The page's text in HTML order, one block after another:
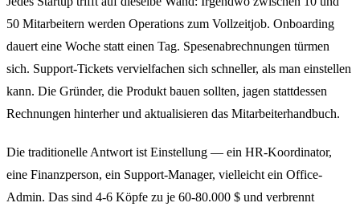
50 Mitarbeitern werden Operations zum Vollzeitjob. Onboarding
dauert eine Woche statt einen Tag. Spesenabrechnungen türmen
sich. Support-Tickets vervielfachen sich schneller, als man einstellen
kann. Die Gründer, die Produkt bauen sollten, jagen stattdessen
Rechnungen hinterher und aktualisieren das Mitarbeiterhandbuch.
Die traditionelle Antwort ist Einstellung — ein HR-Koordinator,
eine Finanzperson, ein Support-Manager, vielleicht ein Office-
Admin. Das sind 4-6 Köpfe zu je 60-80.000 $ und verbrennt